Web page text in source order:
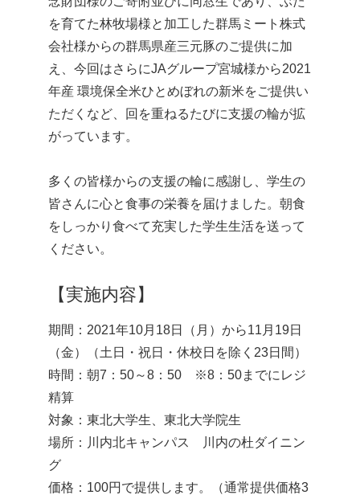
を育てた林牧場様と加工した群馬ミート株式
会社様からの群馬県産三元豚のご提供に加
え、今回はさらにJAグループ宮城様から2021
年産 環境保全米ひとめぼれの新米をご提供い
ただくなど、回を重ねるたびに支援の輪が拡
がっています。
多くの皆様からの支援の輪に感謝し、学生の
皆さんに心と食事の栄養を届けました。朝食
をしっかり食べて充実した学生生活を送って
ください。
【実施内容】
期間：2021年10月18日（月）から11月19日
（金）（土日・祝日・休校日を除く23日間）
時間：朝7：50～8：50 ※8：50までにレジ
精算
対象：東北大学生、東北大学院生
場所：川内北キャンパス 川内の杜ダイニン
グ
価格：100円で提供します。（通常提供価格3